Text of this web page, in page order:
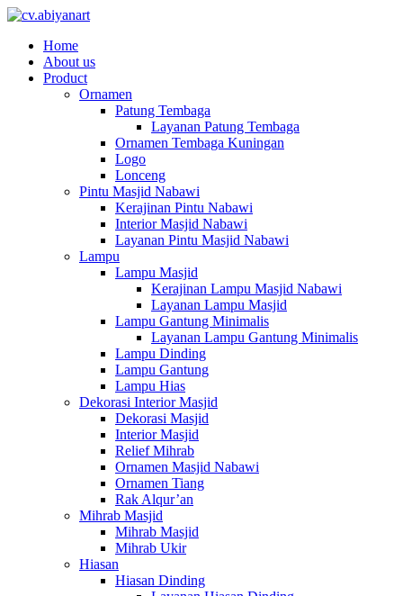
Home
About us
Product
Ornamen
Patung Tembaga
Layanan Patung Tembaga
Ornamen Tembaga Kuningan
Logo
Lonceng
Pintu Masjid Nabawi
Kerajinan Pintu Nabawi
Interior Masjid Nabawi
Layanan Pintu Masjid Nabawi
Lampu
Lampu Masjid
Kerajinan Lampu Masjid Nabawi
Layanan Lampu Masjid
Lampu Gantung Minimalis
Layanan Lampu Gantung Minimalis
Lampu Dinding
Lampu Gantung
Lampu Hias
Dekorasi Interior Masjid
Dekorasi Masjid
Interior Masjid
Relief Mihrab
Ornamen Masjid Nabawi
Ornamen Tiang
Rak Alqur’an
Mihrab Masjid
Mihrab Masjid
Mihrab Ukir
Hiasan
Hiasan Dinding